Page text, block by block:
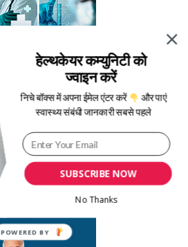
SUBSCRIBE NOW
हेल्थकेयर कम्युनिटी को
ज्वाइन करें
निचे बॉक्स में अपना ईमेल एंटर करें
और पाएं
स्वास्थ्य संबंधी जानकारी सबसे पहले
No Thanks
POWERED BY